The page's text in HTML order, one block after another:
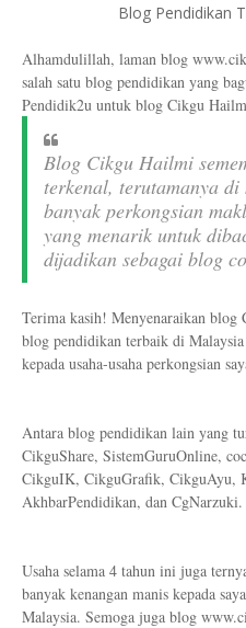
Blog Pendidikan
Alhamdulillah, laman blog
salah satu blog pendidikan yang
Pendidik2u untuk blog Cikgu
Blog Cikgu Hailmi
terkenal, terutamanya di
banyak perkongsian
yang menarik untuk
dijadikan sebagai blog
Terima kasih! Menyenaraikan blog
blog pendidikan terbaik di
kepada usaha-usaha perkongsian
Antara blog pendidikan lain yang
CikguShare, SistemGuruOnline,
CikguIK, CikguGrafik, CikguAyu,
AkhbarPendidikan, dan CgNarzuki.
Usaha selama 4 tahun ini juga
banyak kenangan manis kepada
Malaysia. Semoga juga blog